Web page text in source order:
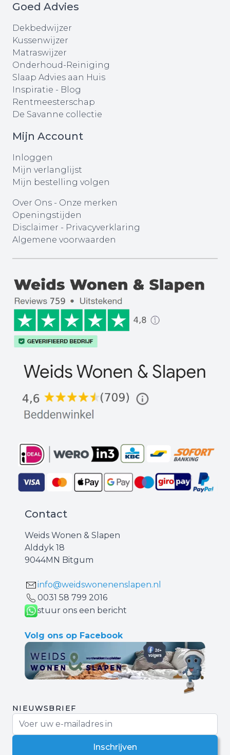
Goed Advies
Dekbedwijzer
Kussenwijzer
Matraswijzer
Onderhoud-Reiniging
Slaap Advies aan Huis
Inspiratie - Blog
Rentmeesterschap
De Savanne collectie
Mijn Account
Inloggen
Mijn verlanglijst
Mijn bestelling volgen
Over Ons - Onze merken
Openingstijden
Disclaimer - Privacyverklaring
Algemene voorwaarden
Contact
Weids Wonen & Slapen
Alddyk 18
9044MN Bitgum
info@weidswonenenslapen.nl
0031 ‪58 799 2016‬
stuur ons een bericht
Volg ons op Facebook
NIEUWSBRIEF
Inschrijven